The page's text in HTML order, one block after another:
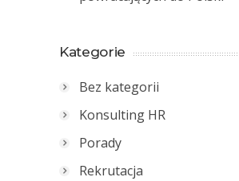
Kategorie
Bez kategorii
Konsulting HR
Porady
Rekrutacja